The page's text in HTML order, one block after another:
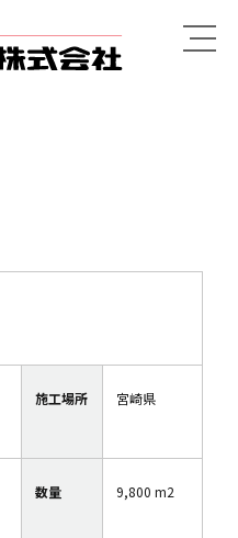
MENU
施工場所 宮崎県
数量 9,800 m2